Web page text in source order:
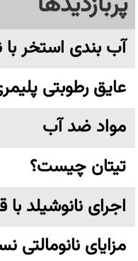
آب بندی استخر با
عایق رطوبتی
مواد ضد آب
تیتان چیست؟
اجرای نانوشیلد با
مزایای نانومالتی